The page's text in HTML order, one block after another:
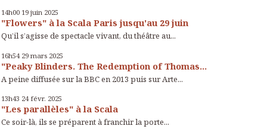
14h00 19 juin 2025
"Flowers" à la Scala Paris jusqu'au 29 juin
Qu’il s’agisse de spectacle vivant, du théâtre au...
16h54 29 mars 2025
"Peaky Blinders. The Redemption of Thomas...
A peine diffusée sur la BBC en 2013 puis sur Arte...
13h43 24 févr. 2025
"Les parallèles" à la Scala
Ce soir-là, ils se préparent à franchir la porte...